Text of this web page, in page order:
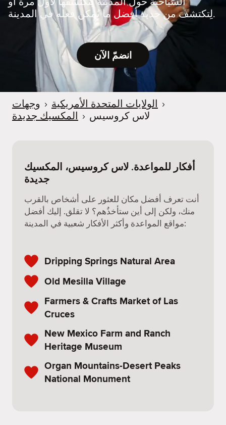
e
r
السياحية حول المدينة لِتكتشفها لأول مرة أو
لِتكتشف من جديد أفضل ما يُمكن فعله في المدينة.
انضمّ الآن
وجهات › الولايات المتحدة الأمريكية
›
المكسيك جديدة
› لاس كروسيس
أفكار للمواعدة. لاس كروسيس، المكسيك
جديدة
أنت تعرف أفضل مكان للعثور على أشخاص بالقرب
منك، ولكن إلى أين ستأخذُهم؟ لا تقلق. إليك أفضل
مواقع المواعدة وأكثر الأفكار شعبية في المدينة:
Dripping Springs Natural Area
Old Mesilla Village
Farmers & Crafts Market of Las
Cruces
New Mexico Farm and Ranch
Heritage Museum
Organ Mountains-Desert Peaks
National Monument